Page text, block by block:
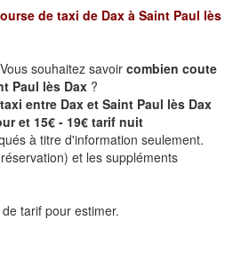
de taxi de Dax à Saint Paul lès
souhaitez savoir combien coute
Paul lès Dax ?
entre Dax et Saint Paul lès Dax
et 15€ - 19€ tarif nuit
à titre d'information seulement.
et les suppléments
tarif pour estimer.